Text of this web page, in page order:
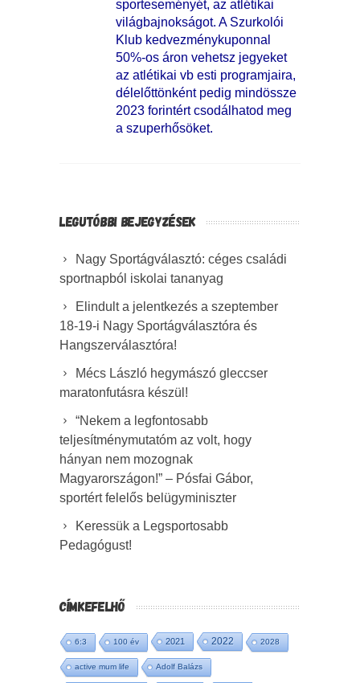
sporteseményét, az atlétikai
világbajnokságot. A Szurkolói
Klub kedvezménykuponnal
50%-os áron vehetsz jegyeket
az atlétikai vb esti programjaira,
délelőttönként pedig mindössze
2023 forintért csodálhatod meg
a szuperhősöket.
LEGUTÓBBI BEJEGYZÉSEK
Nagy Sportágválasztó: céges családi
sportnapból iskolai tananyag
Elindult a jelentkezés a szeptember
18-19-i Nagy Sportágválasztóra és
Hangszerválasztóra!
Mécs László hegymászó gleccser
maratonfutásra készül!
“Nekem a legfontosabb
teljesítménymutatóm az volt, hogy
hányan nem mozognak
Magyarországon!” – Pósfai Gábor,
sportért felelős belügyminiszter
Keressük a Legsportosabb
Pedagógust!
CÍMKEFELHŐ
6:3 100 év 2021 2022 2028
active mum life Adolf Balázs